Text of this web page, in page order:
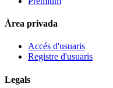
Àrea privada
Accés d'usuaris
Registre d'usuaris
Legals